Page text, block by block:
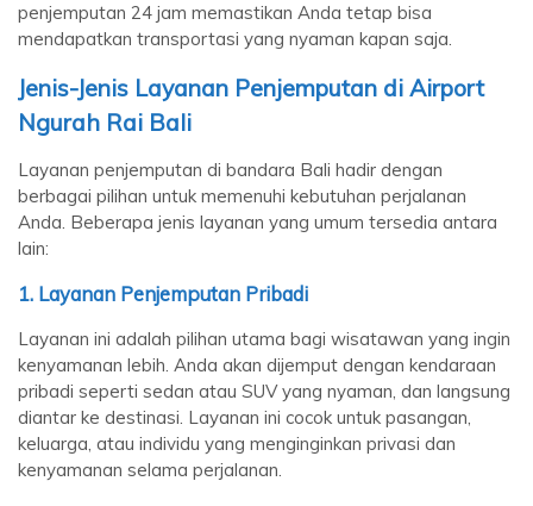
penjemputan 24 jam memastikan Anda tetap bisa
mendapatkan transportasi yang nyaman kapan saja.
Jenis-Jenis Layanan Penjemputan di Airport
Ngurah Rai Bali
Layanan penjemputan di bandara Bali hadir dengan
berbagai pilihan untuk memenuhi kebutuhan perjalanan
Anda. Beberapa jenis layanan yang umum tersedia antara
lain:
1. Layanan Penjemputan Pribadi
Layanan ini adalah pilihan utama bagi wisatawan yang ingin
kenyamanan lebih. Anda akan dijemput dengan kendaraan
pribadi seperti sedan atau SUV yang nyaman, dan langsung
diantar ke destinasi. Layanan ini cocok untuk pasangan,
keluarga, atau individu yang menginginkan privasi dan
kenyamanan selama perjalanan.